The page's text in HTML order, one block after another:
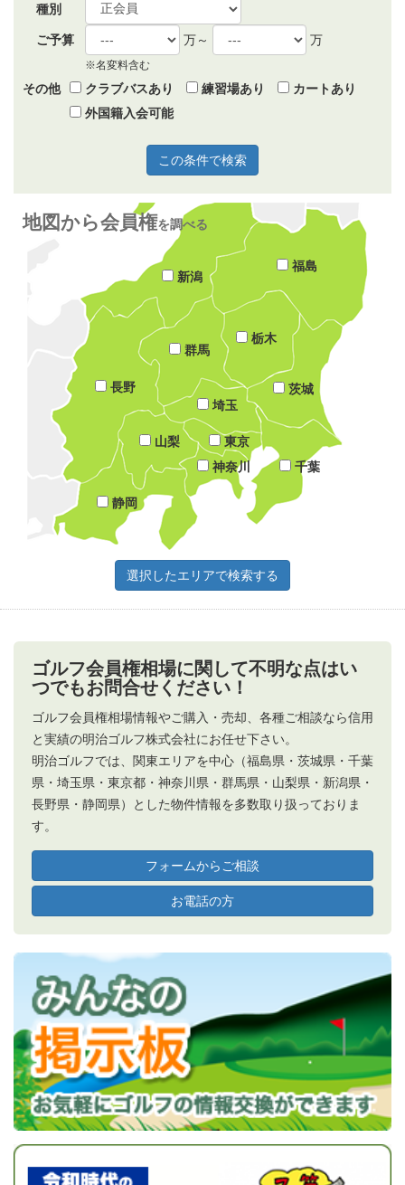
種別
ご予算 万～ 万
※名変料含む
その他 クラブバスあり 練習場あり
カートあり
外国籍入会可能
地図から会員権を調べる
東京
神奈川
静岡
埼玉
千葉
茨城
栃木
群馬
山梨
長野
新潟
福島
ゴルフ会員権相場に関して不明な点はい
つでもお問合せください！
ゴルフ会員権相場情報やご購入・売却、各種ご相談なら信用
と実績の明治ゴルフ株式会社にお任せ下さい。
明治ゴルフでは、関東エリアを中心（福島県・茨城県・千葉
県・埼玉県・東京都・神奈川県・群馬県・山梨県・新潟県・
長野県・静岡県）とした物件情報を多数取り扱っておりま
す。
フォームからご相談
お電話の方